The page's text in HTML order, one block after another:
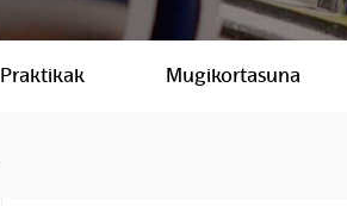
Praktikak Mugikortasuna